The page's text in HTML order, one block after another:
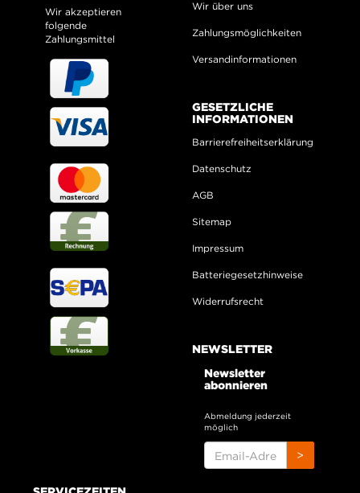
Wir akzeptieren
folgende
Zahlungsmittel
Wir über uns
Zahlungsmöglichkeiten
Versandinformationen
GESETZLICHE
INFORMATIONEN
Barrierefreiheitserklärung
Datenschutz
AGB
Sitemap
Impressum
Batteriegesetzhinweise
Widerrufsrecht
NEWSLETTER
Newsletter
abonnieren
Abmeldung jederzeit
möglich
ADRESSE
>